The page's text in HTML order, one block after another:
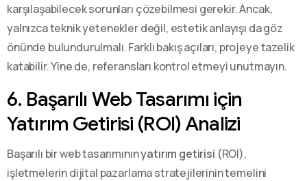
karşılaşabilecek sorunları çözebilmesi gerekir. Ancak,
yalnızca teknik yetenekler değil, estetik anlayışı da göz
önünde bulundurulmalı. Farklı bakış açıları, projeye tazelik
katabilir. Yine de, referansları kontrol etmeyi unutmayın.
6. Başarılı Web Tasarımı için
Yatırım Getirisi (ROI) Analizi
Başarılı bir web tasarımınınyatırım getirisi (ROI),
işletmelerin dijital pazarlama stratejilerinin temelini